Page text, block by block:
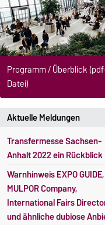
Aktuelle Meldungen
Transfermesse Sachsen-
Anhalt 2022 ein Rückblick
Warnhinweis EXPO GUIDE,
MULPOR Company,
International Fairs
und ähnliche dubiose
Programm / Überblick
Datei)